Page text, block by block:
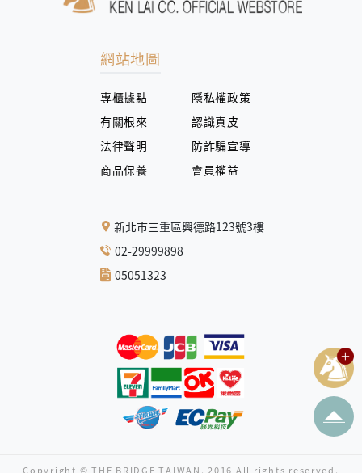
網站地圖
專櫃據點
隱私權政策
有關根來
認識真皮
法律聲明
防詐騙宣導
商品保養
會員權益
新北市三重區興德路123號3樓
02-29999898
05051323
Copyright © THE BRIDGE TAIWAN. 2016 All rights reserved.